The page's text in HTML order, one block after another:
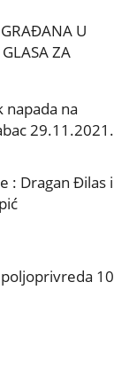
U
ZA
napada na
29.11.2021.
: Dragan Đilas i
10